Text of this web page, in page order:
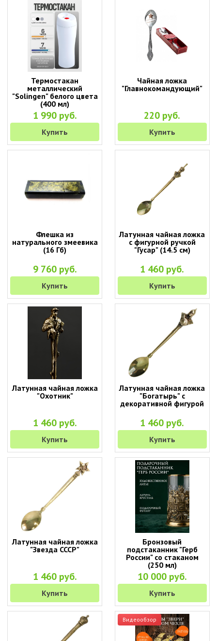
Термостакан
металлический
"Solingen" белого цвета
(400 мл)
1 990 руб.
Купить
Чайная ложка
"Главнокомандующий"
220 руб.
Купить
Флешка из
натурального змеевика
(16 Гб)
9 760 руб.
Купить
Латунная чайная ложка
с фигурной ручкой
"Гусар" (14.5 см)
1 460 руб.
Купить
Латунная чайная ложка
"Охотник"
1 460 руб.
Купить
Латунная чайная ложка
"Богатырь" с
декоративной фигурой
1 460 руб.
Купить
Латунная чайная ложка
"Звезда СССР"
1 460 руб.
Купить
Бронзовый
подстаканник "Герб
России" со стаканом
(250 мл)
10 000 руб.
Купить
Видеообзор